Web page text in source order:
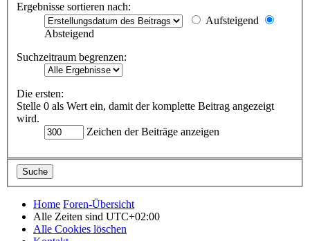
Ergebnisse sortieren nach:
Aufsteigend
Absteigend
Suchzeitraum begrenzen:
Die ersten:
Stelle 0 als Wert ein, damit der komplette Beitrag angezeigt
wird.
Zeichen der Beiträge anzeigen
Home Foren-Übersicht
Alle Zeiten sind UTC+02:00
Alle Cookies löschen